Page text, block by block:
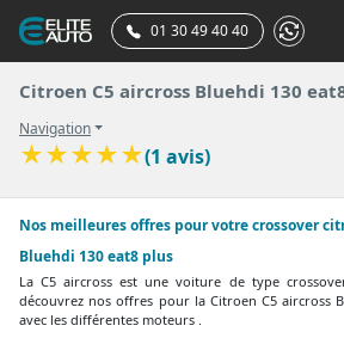
01 30 49 40 40
Citroen C5 aircross Bluehdi 130
Navigation
★★★★★(1 avis)
Nos meilleures offres pour votre crossover
Bluehdi 130 eat8 plus
La C5 aircross est une voiture de type
découvrez nos offres pour la Citroen C5 aircross
avec les différentes moteurs .